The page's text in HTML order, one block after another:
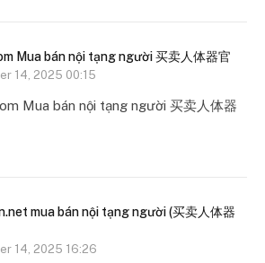
Mua bán nội tạng người 买卖人体器官
14, 2025 00:15
Mua bán nội tạng người 买卖人体器
mua bán nội tạng người (买卖人体器
14, 2025 16:26